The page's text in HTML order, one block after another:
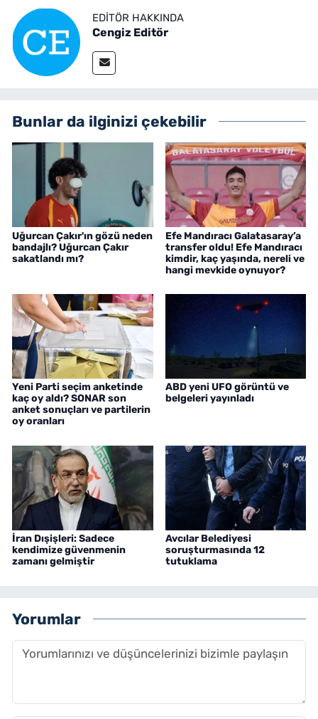
EDITÖR HAKKINDA
Cengiz Editör
Bunlar da ilginizi çekebilir
Uğurcan Çakır'ın gözü neden
bandajlı? Uğurcan Çakır
sakatlandı mı?
Efe Mandıracı Galatasaray’a
transfer oldu! Efe Mandıracı
kimdir, kaç yaşında, nereli ve
hangi mevkide oynuyor?
Yeni Parti seçim anketinde
kaç oy aldı? SONAR son
anket sonuçları ve partilerin
oy oranları
ABD yeni UFO görüntü ve
belgeleri yayınladı
İran Dışişleri: Sadece
kendimize güvenmenin
zamanı gelmiştir
Avcılar Belediyesi
soruşturmasında 12
tutuklama
Yorumlar